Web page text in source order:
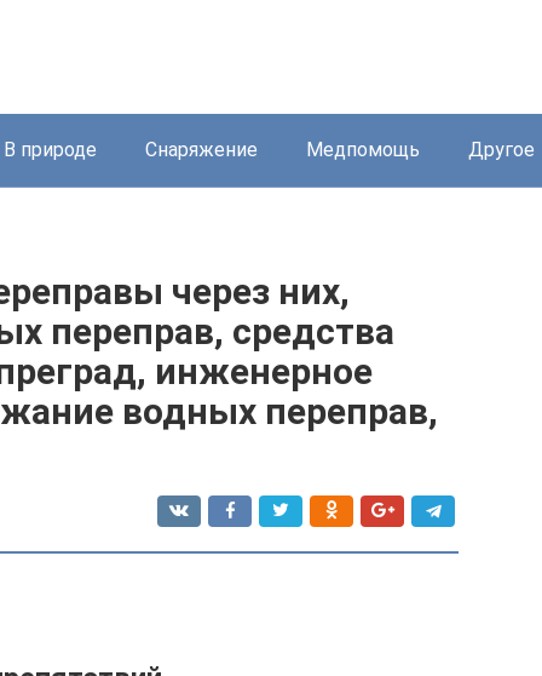
В природе Снаряжение Медпомощь Другое
через них,
переправ, средства
инженерное
водных переправ,